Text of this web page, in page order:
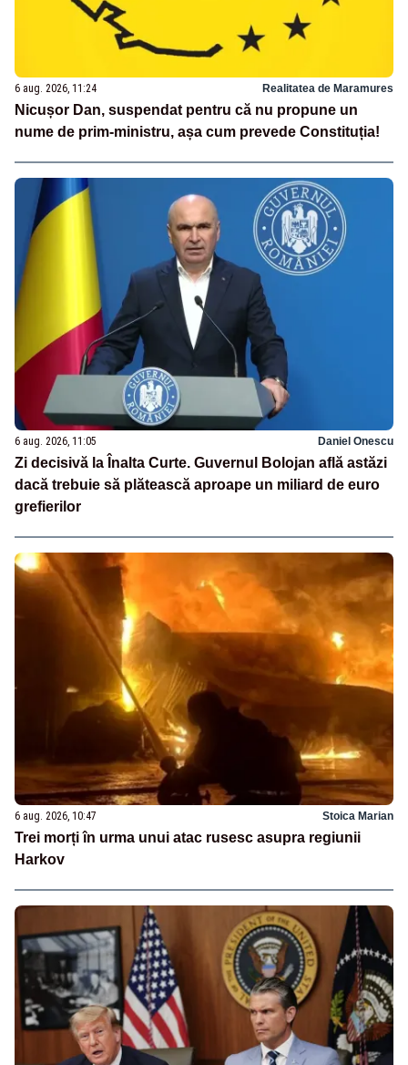
6 aug. 2026, 11:24 Realitatea de Maramures
Nicușor Dan, suspendat pentru că nu propune un
nume de prim-ministru, așa cum prevede Constituția!
6 aug. 2026, 11:05 Daniel Onescu
Zi decisivă la Înalta Curte. Guvernul Bolojan află astăzi
dacă trebuie să plătească aproape un miliard de euro
grefierilor
6 aug. 2026, 10:47 Stoica Marian
Trei morți în urma unui atac rusesc asupra regiunii
Harkov